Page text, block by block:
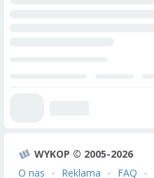
WYKOP © 2005-2026
O nas
Reklama FAQ